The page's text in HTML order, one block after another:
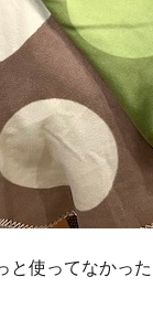
と使ってなかっ